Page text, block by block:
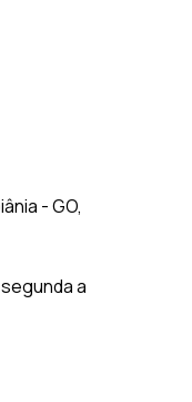
- GO,
a